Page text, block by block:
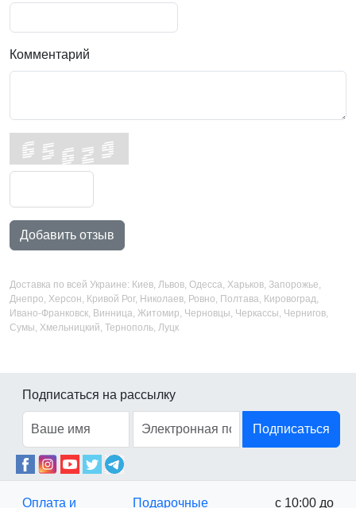
Комментарий
Добавить отзыв
Доставка по всей Украине: Киев, Львов, Одесса, Харьков, Запорожье,
Днепро, Херсон, Кривой Рог, Николаев, Ровно, Полтава, Кировоград,
Ивано-Франковск, Винница, Житомир, Черновцы, Черкассы, Чернигов,
Сумы, Хмельницкий, Тернополь, Луцк
Подписаться на рассылку
Подписаться
Оплата и Подарочные с 10:00 до